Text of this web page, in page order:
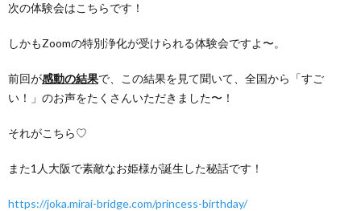
次の体験会はこちらです！
しかもZoomの特別浄化が受けられる体験会ですよ〜。
前回が感動の結果で、この結果を見て聞いて、全国から「すご
い！」のお声をたくさんいただきました〜！
それがこちら♡
また1人大阪で素敵なお姫様が誕生した秘話です！
https://joka.mirai-bridge.com/princess-birthday/